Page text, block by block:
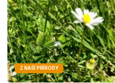
Z NAŠÍ PŘÍRODY